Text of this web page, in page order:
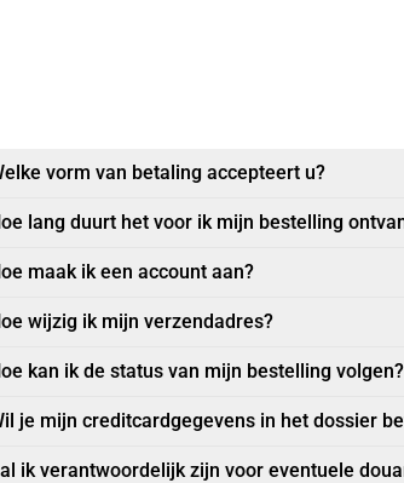
vorm van betaling accepteert u?
lang duurt het voor ik mijn bestelling
maak ik een account aan?
wijzig ik mijn verzendadres?
kan ik de status van mijn bestelling volgen?
je mijn creditcardgegevens in het dossier
ik verantwoordelijk zijn voor eventuele